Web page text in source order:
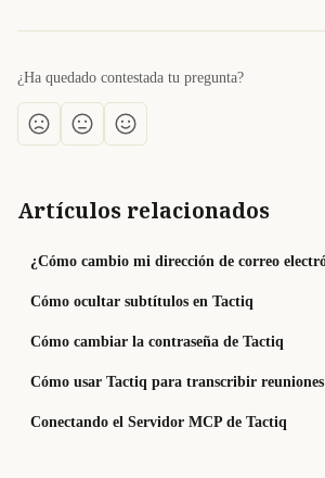
¿Ha quedado contestada tu pregunta?
Artículos relacionados
¿Cómo cambio mi dirección de correo
Cómo ocultar subtítulos en Tactiq
Cómo cambiar la contraseña de Tactiq
Conectando el Servidor MCP de Tactiq